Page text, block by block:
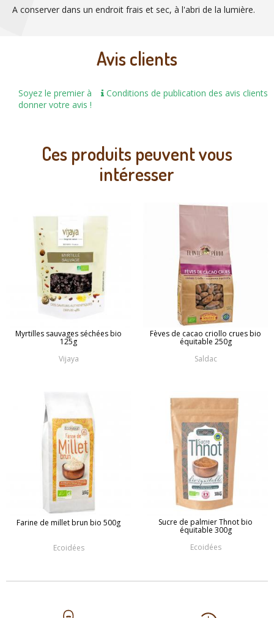
A conserver dans un endroit frais et sec, à l'abri de la lumière.
Avis clients
Conditions de publication des avis clients
Soyez le premier à
donner votre avis !
Ces produits peuvent vous
intéresser
Myrtilles sauvages séchées bio
125g
Vijaya
Fèves de cacao criollo crues bio
équitable 250g
Saldac
Farine de millet brun bio 500g
Ecoidées
Sucre de palmier Thnot bio
équitable 300g
Ecoidées